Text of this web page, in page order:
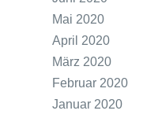
Mai 2020
April 2020
März 2020
Februar 2020
Januar 2020